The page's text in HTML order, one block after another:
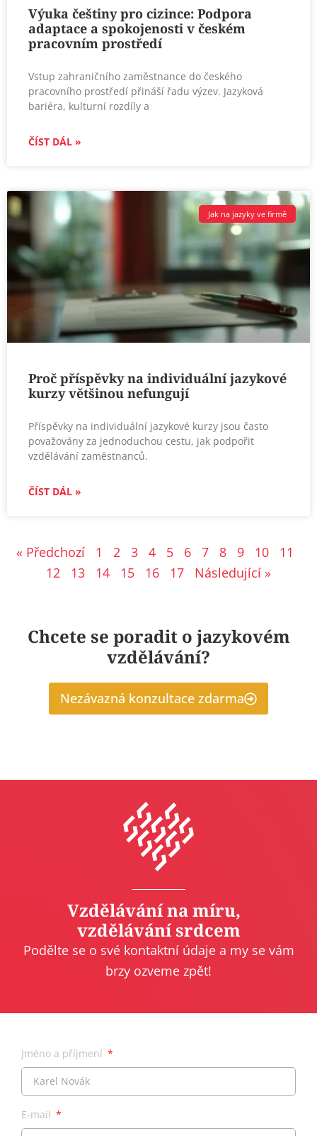
Výuka češtiny pro cizince: Podpora
adaptace a spokojenosti v českém
pracovním prostředí
Vstup zahraničního zaměstnance do českého
pracovního prostředí přináší řadu výzev. Jazyková
bariéra, kulturní rozdíly a
ČÍST DÁL »
Jak na jazyky ve firmě
Proč příspěvky na individuální jazykové
kurzy většinou nefungují
Příspěvky na individuální jazykové kurzy jsou často
považovány za jednoduchou cestu, jak podpořit
vzdělávání zaměstnanců.
ČÍST DÁL »
« Předchozí 1 2 3 4 5 6 7 8 9 10
11
12
13 14 15 16 17 Následující »
Chcete se poradit o jazykovém
vzdělávání?
Nezávazná konzultace zdarma
Vzdělávání na míru,
vzdělávání srdcem
Podělte se o své kontaktní údaje a my se vám
brzy ozveme zpět!
Jméno a příjmení
E-mail